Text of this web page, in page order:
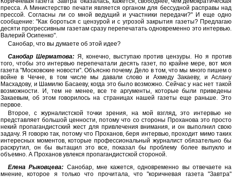
пресса. А Министерство печати является органом для бессудной расправы над
прессой. Согласны ли со мной ведущий и участники передачи?" И еще одно
сообщение: "Как бороться с цензурой и с угрозой закрытия газеты? Предлагаю
десяти прогрессивным газетам сразу перепечатать одновременно это интервью.
Валерий Осипенко".
Санобар, что вы думаете об этой идее?
Санобар Шерматова:Я, конечно, выступаю против цензуры. Но я против
того, чтобы это интервью перепечатали десять газет, по крайне мере, вот моя
газета "Московские новости". Объясню почему. Дело в том, что мы много пишем о
войне в Чечне, в том числе мы давали слово и Ахмеду Закаеву, и Аслану
Масхадову, и Шамилю Басаеву, когда это было возможно. Сейчас у нас нет такой
возможности. И, тем не менее, все те аргументы, которые были приведены
Закаевым, об этом говорилось на страницах нашей газеты еще раньше. Это
первое.
Второе, с журналистской точки зрения, на мой взгляд, это интервью не
представляет большой ценности, потому что со стороны Проханова это просто
некий пропагандистский жест для привлечения внимания, и он выполнил свою
задачу. Я говорю так, потому что Проханов, беря интервью, проходит мимо таких
интересных моментов, которые профессиональный журналист обязательно бы
раскрутил, он бы вытащил это все, показал бы проблему более выпукло и
объемно. А Проханов увлекся пропагандистской стороной.
Елена Рыковцева: Санобар, мне кажется, одновременно вы отвечаете на
мнение, которое я только что прочитала, что "коричневая газета "Завтра"